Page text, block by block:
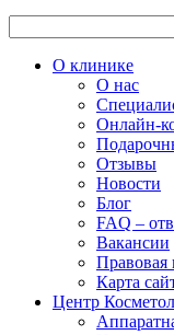
О клинике
О нас
Онлайн-
Отзывы
Новости
Блог
FAQ –
Вакансии
Карта
Центр